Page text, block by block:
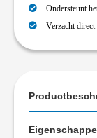
Ondersteunt
Verzacht